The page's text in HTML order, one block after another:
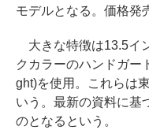
モデルとなる。価格発
大きな特徴は13.5イ
クカラーのハンドガー
ght)を使用。これらは
いう。最新の資料に基
のとなるという。